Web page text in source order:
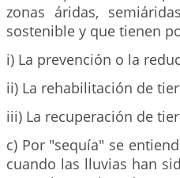
zonas áridas,
sostenible y que tienen
i) La prevención o la
ii) La rehabilitación de
iii) La recuperación de
c) Por "sequía" se
cuando las lluvias han